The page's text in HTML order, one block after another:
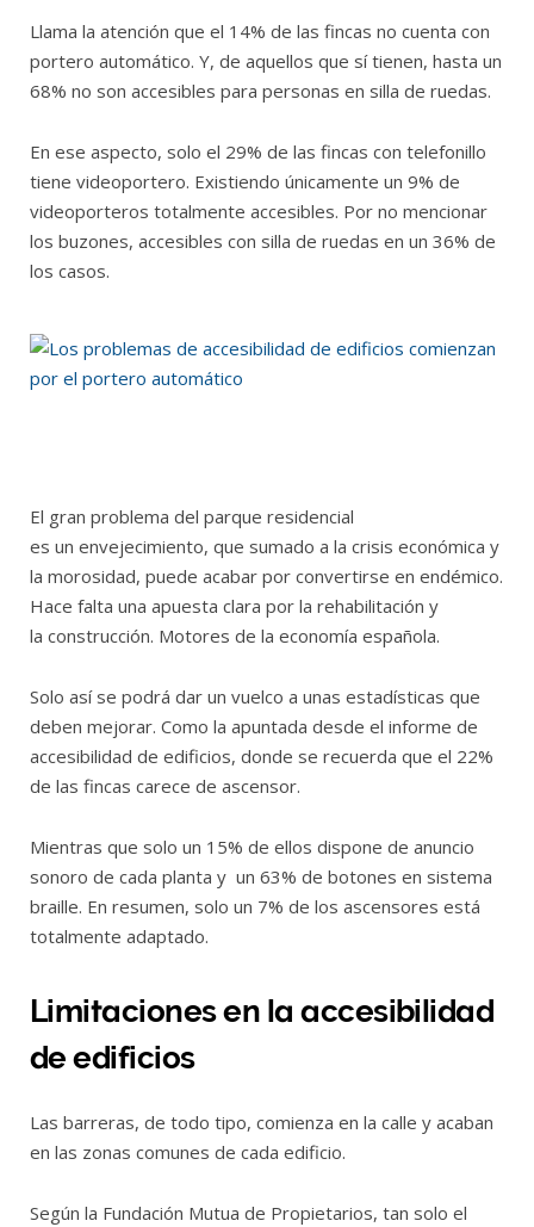
Llama la atención que el 14% de las fincas no cuenta con
portero automático. Y, de aquellos que sí tienen, hasta un
68% no son accesibles para personas en silla de ruedas.
En ese aspecto, solo el 29% de las fincas con telefonillo
tiene videoportero. Existiendo únicamente un 9% de
videoporteros totalmente accesibles. Por no mencionar
los buzones, accesibles con silla de ruedas en un 36% de
los casos.
El gran problema del parque residencial
es un envejecimiento, que sumado a la crisis económica y
la morosidad, puede acabar por convertirse en endémico.
Hace falta una apuesta clara por la rehabilitación y
la construcción. Motores de la economía española.
Solo así se podrá dar un vuelco a unas estadísticas que
deben mejorar. Como la apuntada desde el informe de
accesibilidad de edificios, donde se recuerda que el 22%
de las fincas carece de ascensor.
Mientras que solo un 15% de ellos dispone de anuncio
sonoro de cada planta y un 63% de botones en sistema
braille. En resumen, solo un 7% de los ascensores está
totalmente adaptado.
Limitaciones en la accesibilidad
de edificios
Las barreras, de todo tipo, comienza en la calle y acaban
en las zonas comunes de cada edificio.
Según la Fundación Mutua de Propietarios, tan solo el